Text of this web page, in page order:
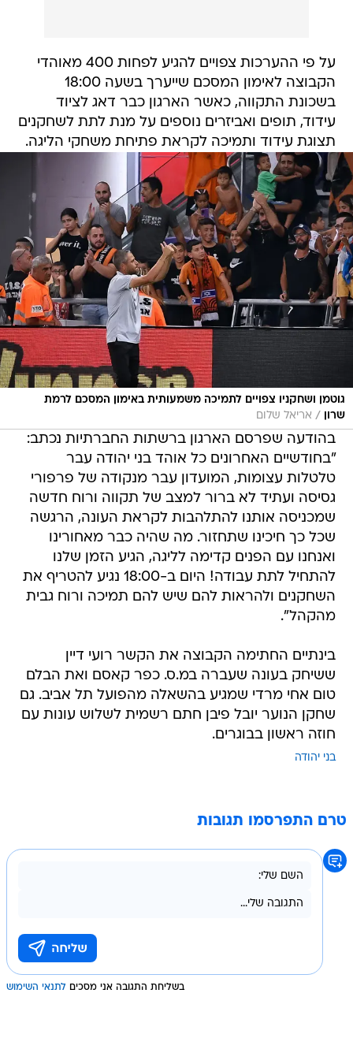
על פי ההערכות צפויים להגיע לפחות 400 מאוהדי
הקבוצה לאימון המסכם שייערך בשעה 18:00
בשכונת התקווה, כאשר הארגון כבר דאג לציוד
עידוד, תופים ואביזרים נוספים על מנת לתת לשחקנים
תצוגת עידוד ותמיכה לקראת פתיחת משחקי הליגה.
גוטמן ושחקניו צפויים לתמיכה משמעותית באימון המסכם לרמת
שרון
/ אריאל שלום
בהודעה שפרסם הארגון ברשתות החברתיות נכתב:
"בחודשיים האחרונים כל אוהד בני יהודה עבר
טלטלות עצומות, המועדון עבר מנקודה של פרפורי
גסיסה ועתיד לא ברור למצב של תקווה ורוח חדשה
שמכניסה אותנו להתלהבות לקראת העונה, הרגשה
שכל כך חיכינו שתחזור. מה שהיה כבר מאחורינו
ואנחנו עם הפנים קדימה לליגה, הגיע הזמן שלנו
להתחיל לתת עבודה! היום ב-18:00 נגיע להטריף את
השחקנים ולהראות להם שיש להם תמיכה ורוח גבית
מהקהל".
בינתיים החתימה הקבוצה את הקשר רועי דיין
ששיחק בעונה שעברה במ.ס. כפר קאסם ואת הבלם
טום אחי מרדי שמגיע בהשאלה מהפועל תל אביב. גם
שחקן הנוער יובל פיבן חתם רשמית לשלוש עונות עם
חוזה ראשון בבוגרים.
בני יהודה
טרם התפרסמו תגובות
בשליחת התגובה אני מסכים לתנאי השימוש